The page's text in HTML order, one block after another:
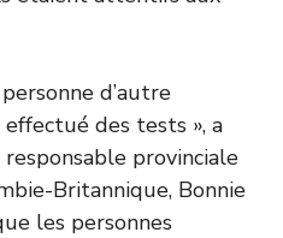
d’autre
des tests », a
provinciale
Britannique, Bonnie
les personnes